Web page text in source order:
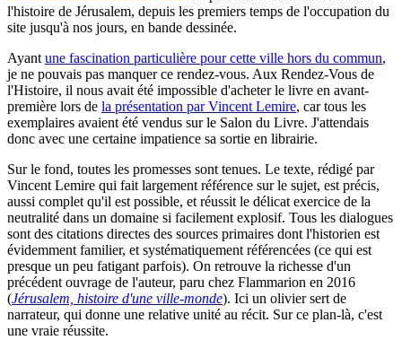
l'histoire de Jérusalem, depuis les premiers temps de l'occupation du
site jusqu'à nos jours, en bande dessinée.
Ayant une fascination particulière pour cette ville hors du commun,
je ne pouvais pas manquer ce rendez-vous. Aux Rendez-Vous de
l'Histoire, il nous avait été impossible d'acheter le livre en avant-
première lors de la présentation par Vincent Lemire, car tous les
exemplaires avaient été vendus sur le Salon du Livre. J'attendais
donc avec une certaine impatience sa sortie en librairie.
Sur le fond, toutes les promesses sont tenues. Le texte, rédigé par
Vincent Lemire qui fait largement référence sur le sujet, est précis,
aussi complet qu'il est possible, et réussit le délicat exercice de la
neutralité dans un domaine si facilement explosif. Tous les dialogues
sont des citations directes des sources primaires dont l'historien est
évidemment familier, et systématiquement référencées (ce qui est
presque un peu fatigant parfois). On retrouve la richesse d'un
précédent ouvrage de l'auteur, paru chez Flammarion en 2016
(Jérusalem, histoire d'une ville-monde). Ici un olivier sert de
narrateur, qui donne une relative unité au récit. Sur ce plan-là, c'est
une vraie réussite.